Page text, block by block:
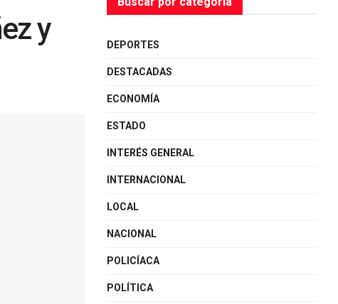
y
DEPORTES
DESTACADAS
ECONOMÍA
ESTADO
INTERÉS GENERAL
INTERNACIONAL
LOCAL
NACIONAL
POLICÍACA
POLÍTICA